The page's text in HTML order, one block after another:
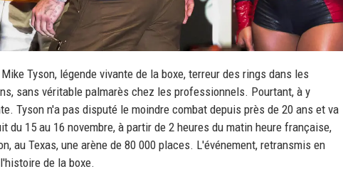
Tyson, légende vivante de la boxe, terreur des rings dans les
sans véritable palmarès chez les professionnels. Pourtant, à y
Tyson n'a pas disputé le moindre combat depuis près de 20 ans et va
15 au 16 novembre, à partir de 2 heures du matin heure française,
au Texas, une arène de 80 000 places. L'événement, retransmis en
de la boxe.